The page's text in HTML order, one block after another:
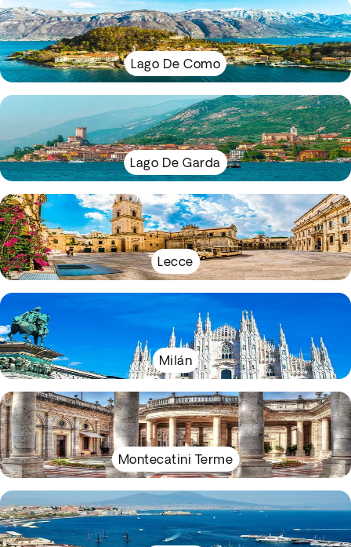
Lago De Como
Lago De Garda
Lecce
Milán
Montecatini Terme